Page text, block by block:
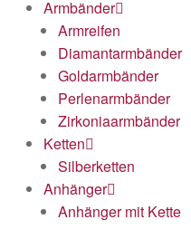
Armbänder
Armreifen
Diamantarmbänder
Goldarmbänder
Perlenarmbänder
Zirkoniaarmbänder
Ketten
Silberketten
Anhänger
Anhänger mit Kette